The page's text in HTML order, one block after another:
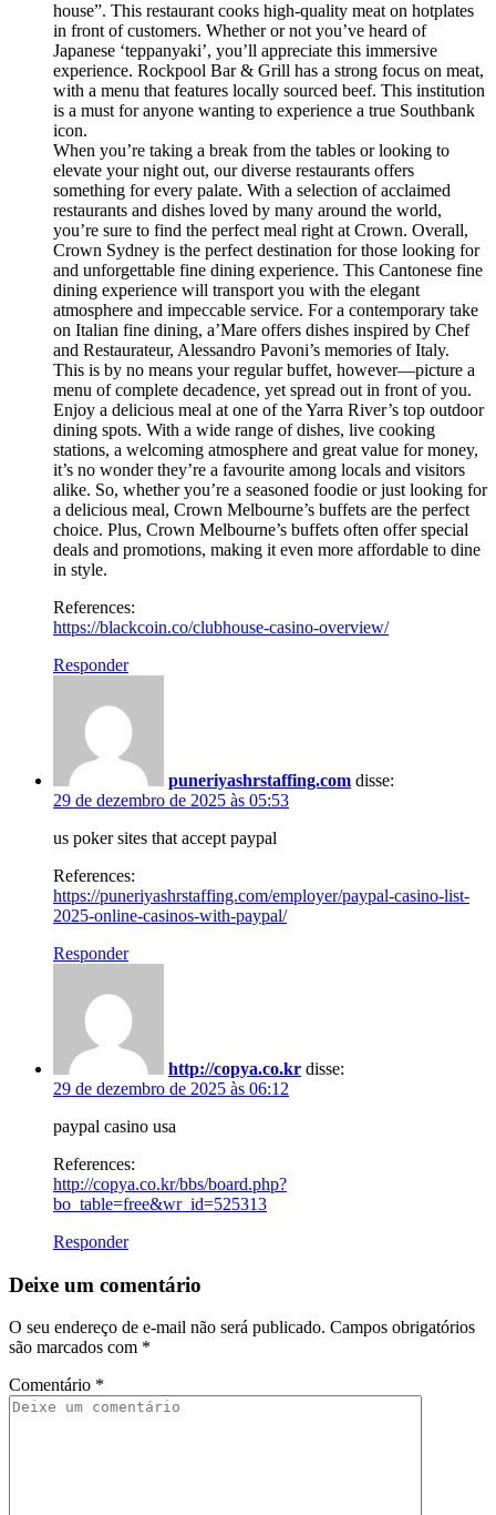
house”. This restaurant cooks high-quality meat on hotplates
in front of customers. Whether or not you’ve heard of
Japanese ‘teppanyaki’, you’ll appreciate this immersive
experience. Rockpool Bar & Grill has a strong focus on meat,
with a menu that features locally sourced beef. This institution
is a must for anyone wanting to experience a true Southbank
icon.
When you’re taking a break from the tables or looking to
elevate your night out, our diverse restaurants offers
something for every palate. With a selection of acclaimed
restaurants and dishes loved by many around the world,
you’re sure to find the perfect meal right at Crown. Overall,
Crown Sydney is the perfect destination for those looking for
and unforgettable fine dining experience. This Cantonese fine
dining experience will transport you with the elegant
atmosphere and impeccable service. For a contemporary take
on Italian fine dining, a’Mare offers dishes inspired by Chef
and Restaurateur, Alessandro Pavoni’s memories of Italy.
This is by no means your regular buffet, however—picture a
menu of complete decadence, yet spread out in front of you.
Enjoy a delicious meal at one of the Yarra River’s top outdoor
dining spots. With a wide range of dishes, live cooking
stations, a welcoming atmosphere and great value for money,
it’s no wonder they’re a favourite among locals and visitors
alike. So, whether you’re a seasoned foodie or just looking for
a delicious meal, Crown Melbourne’s buffets are the perfect
choice. Plus, Crown Melbourne’s buffets often offer special
deals and promotions, making it even more affordable to dine
in style.
References:
https://blackcoin.co/clubhouse-casino-overview/
Responder
puneriyashrstaffing.com disse:
29 de dezembro de 2025 às 05:53
us poker sites that accept paypal
References:
https://puneriyashrstaffing.com/employer/paypal-casino-list-
2025-online-casinos-with-paypal/
Responder
http://copya.co.kr disse:
29 de dezembro de 2025 às 06:12
paypal casino usa
References:
http://copya.co.kr/bbs/board.php?
bo_table=free&wr_id=525313
Responder
Deixe um comentário
O seu endereço de e-mail não será publicado. Campos obrigatórios
são marcados com *
Comentário *